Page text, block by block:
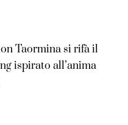
Taormina si rifà il
ispirato all’anima